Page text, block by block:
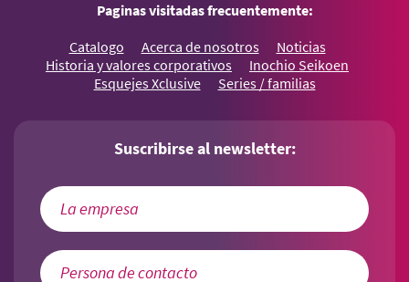
Paginas visitadas frecuentemente:
Catalogo Acerca de nosotros
Noticias
Historia y valores corporativos
Inochio Seikoen
Esquejes Xclusive
Series / familias
Suscribirse al newsletter: